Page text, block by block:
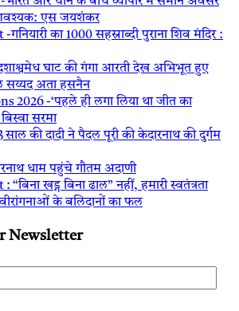
आवश्यक: एस जयशंकर
का 1000 सहस्राब्दी पुराना शिव मंदिर :
घाट की गंगा आरती देख अभिभूत हुए
सय्यद अता हसनैन
2026 -‘पहले ही लगा लिया था जीत का
सरमा
की दादी ने पैदल पूरी की केदारनाथ की दुर्गम
धाम पहुंचे गौतम अदाणी
खड्ग बिना ढाल” नहीं, हमारी स्वतंत्रता
के बलिदानों का फल
Newsletter